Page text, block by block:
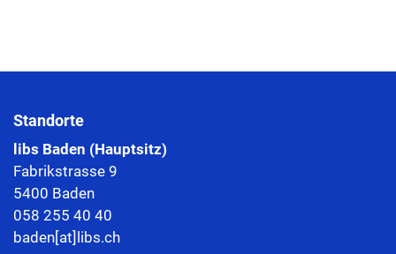
Standorte
libs Baden (Hauptsitz)
Fabrikstrasse 9
5400 Baden
058 255 40 40
baden[at]libs.ch